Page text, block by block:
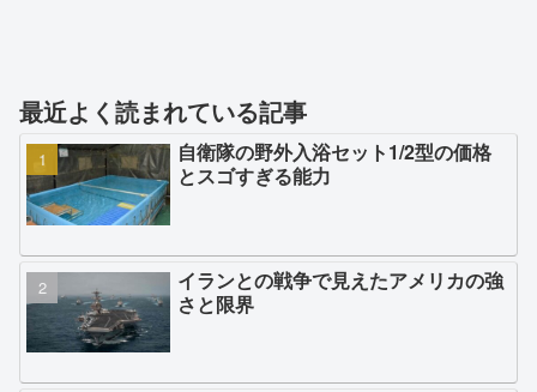
最近よく読まれている記事
自衛隊の野外入浴セット1/2型の価格
とスゴすぎる能力
イランとの戦争で見えたアメリカの強
さと限界